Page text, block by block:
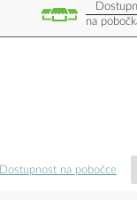
na
Dostupnost na pobočce